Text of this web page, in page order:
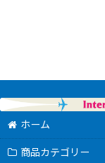
ホーム
商品カテゴリー